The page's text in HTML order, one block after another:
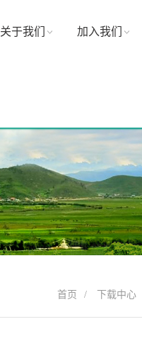
关于我们 加入我们
首页 下载中心